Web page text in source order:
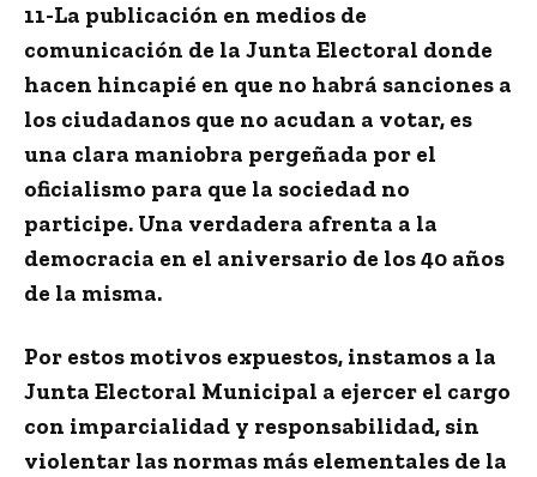
11-La publicación en medios de
comunicación de la Junta Electoral donde
hacen hincapié en que no habrá sanciones a
los ciudadanos que no acudan a votar, es
una clara maniobra pergeñada por el
oficialismo para que la sociedad no
participe. Una verdadera afrenta a la
democracia en el aniversario de los 40 años
de la misma.
Por estos motivos expuestos, instamos a la
Junta Electoral Municipal a ejercer el cargo
con imparcialidad y responsabilidad, sin
violentar las normas más elementales de la